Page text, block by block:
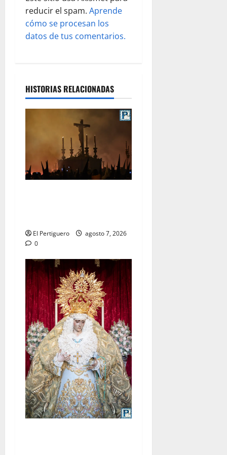
a
s
reducir el spam. Aprende
cómo se procesan los
datos de tus comentarios.
HISTORIAS RELACIONADAS
El Pertiguero
agosto 7, 2026
0